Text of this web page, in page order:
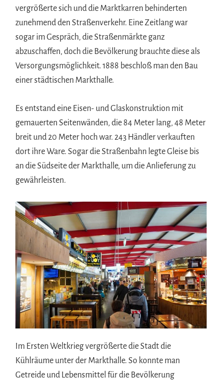
vergrößerte sich und die Marktkarren behinderten
zunehmend den Straßenverkehr. Eine Zeitlang war
sogar im Gespräch, die Straßenmärkte ganz
abzuschaffen, doch die Bevölkerung brauchte diese als
Versorgungsmöglichkeit. 1888 beschloß man den Bau
einer städtischen Markthalle.
Es entstand eine Eisen- und Glaskonstruktion mit
gemauerten Seitenwänden, die 84 Meter lang, 48 Meter
breit und 20 Meter hoch war. 243 Händler verkauften
dort ihre Ware. Sogar die Straßenbahn legte Gleise bis
an die Südseite der Markthalle, um die Anlieferung zu
gewährleisten.
Im Ersten Weltkrieg vergrößerte die Stadt die
Kühlräume unter der Markthalle. So konnte man
Getreide und Lebensmittel für die Bevölkerung